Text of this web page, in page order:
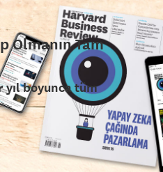
Olmanın Tam
yıl boyunca tüm